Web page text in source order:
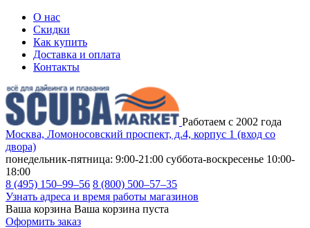
О нас
Скидки
Как купить
Доставка и оплата
Контакты
Работаем с 2002 года
Москва, Ломоносовский проспект, д.4, корпус 1 (вход со
двора)
понедельник-пятница: 9:00-21:00 суббота-воскресенье 10:00-
18:00
8 (495) 150–99–56 8 (800) 500–57–35
Узнать адреса и время работы магазинов
Ваша корзина Ваша корзина пуста
Оформить заказ